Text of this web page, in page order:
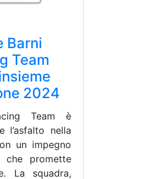
Barni
Team
2024
Team è
l’asfalto nella
un impegno
che promette
La squadra,